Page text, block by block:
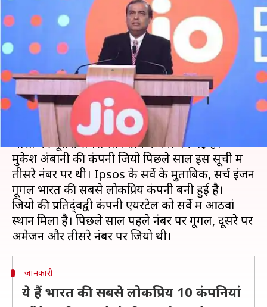
भारत की दूसरी सबसे लोकप्रिय कंपनी
बनी रिलायंस जियो, तीसरे नंबर पर
पेटीएम
लेखन प्रमोद कुमार Jun 07, 2019 04:39 pm
क्या है खबर?
टेलीकॉम सेक्टर में क्रांति लाने वाली कंपनी रिलायंस जियो
भारत की दूसरी सबसे लोकप्रिय कंपनी बन गई है।
मुकेश अंबानी की कंपनी जियो पिछले साल इस सूची में
तीसरे नंबर पर थी। Ipsos के सर्वे के मुताबिक, सर्च इंजन
गूगल भारत की सबसे लोकप्रिय कंपनी बनी हुई है।
जियो की प्रतिद्ंवद्वी कंपनी एयरटेल को सर्वे में आठवां
स्थान मिला है। पिछले साल पहले नंबर पर गूगल, दूसरे पर
जानकारी
ये हैं भारत की सबसे लोकप्रिय 10 कंपनियां